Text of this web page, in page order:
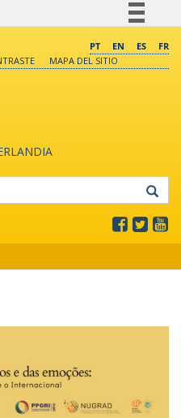
Comunica BR
PT EN ES
FR
MAPA DEL SITIO